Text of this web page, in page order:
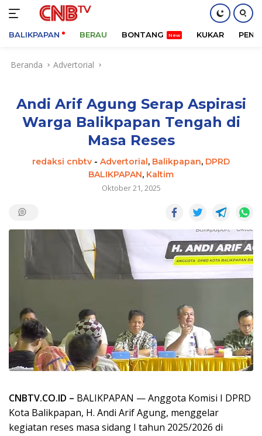
BALIKPAPAN BERAU BONTANG KUKAR
Beranda Advertorial
Andi Arif Agung Serap Aspirasi
Warga Balikpapan Tengah di
Masa Reses
redaksi cnbtv - Advertorial, Balikpapan, DPRD
BALIKPAPAN, Kaltim
Oktober 21, 2025
CNBTV.CO.ID – BALIKPAPAN — Anggota Komisi I DPRD
Kota Balikpapan, H. Andi Arif Agung, menggelar
kegiatan reses masa sidang I tahun 2025/2026 di